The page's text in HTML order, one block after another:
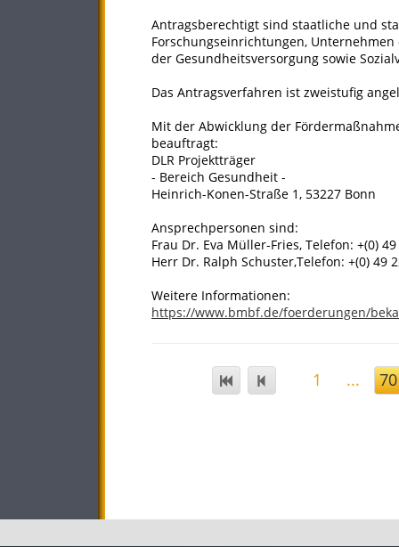
Antragsberechtigt sind staatliche und
Forschungseinrichtungen,
der Gesundheitsversorgung sowie
Das Antragsverfahren ist zweistufig
Mit der Abwicklung der
beauftragt:
DLR Projektträger
- Bereich Gesundheit -
Heinrich-Konen-Straße 1, 53227 Bonn
Ansprechpersonen sind:
Frau Dr. Eva Müller-Fries, Telefon: +(0)
Herr Dr. Ralph Schuster,Telefon: +(0) 49
Weitere Informationen:
https://www.bmbf.de/foerderungen/
1 ... 70